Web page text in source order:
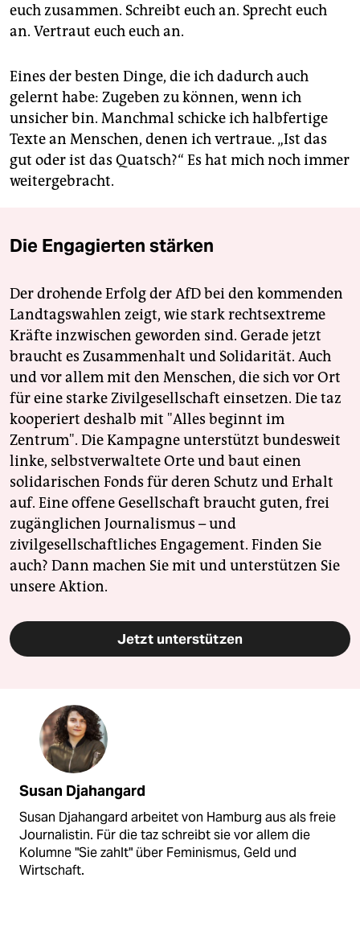
euch zusammen. Schreibt euch an. Sprecht euch
an. Vertraut euch euch an.
Eines der besten Dinge, die ich dadurch auch
gelernt habe: Zugeben zu können, wenn ich
unsicher bin. Manchmal schicke ich halbfertige
Texte an Menschen, denen ich vertraue. „Ist das
gut oder ist das Quatsch?“ Es hat mich noch immer
weitergebracht.
Die Engagierten stärken
Der drohende Erfolg der AfD bei den kommenden
Landtagswahlen zeigt, wie stark rechtsextreme
Kräfte inzwischen geworden sind. Gerade jetzt
braucht es Zusammenhalt und Solidarität. Auch
und vor allem mit den Menschen, die sich vor Ort
für eine starke Zivilgesellschaft einsetzen. Die taz
kooperiert deshalb mit "Alles beginnt im
Zentrum". Die Kampagne unterstützt bundesweit
linke, selbstverwaltete Orte und baut einen
solidarischen Fonds für deren Schutz und Erhalt
auf. Eine offene Gesellschaft braucht guten, frei
zugänglichen Journalismus – und
zivilgesellschaftliches Engagement. Finden Sie
auch? Dann machen Sie mit und unterstützen Sie
unsere Aktion.
Jetzt unterstützen
Susan Djahangard
Susan Djahangard arbeitet von Hamburg aus als freie
Journalistin. Für die taz schreibt sie vor allem die
Kolumne "Sie zahlt" über Feminismus, Geld und
Wirtschaft.